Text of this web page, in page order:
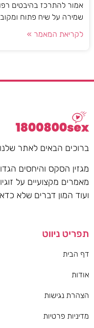
אמור להתרכז בהיבטים
שמירה על שיח פתוח
לקריאת המאמר »
ברוכים הבאים לאתר
מגזין הסקס והיחסים
מאמרים מקצועיים על
ועוד המון דברים שלא
תפריט ניווט
דף הבית
אודות
הצהרת נגישות
מדיניות פרטיות